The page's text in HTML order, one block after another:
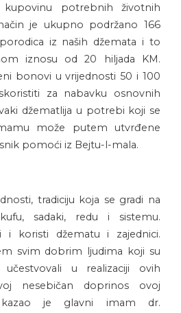
potrebnih životnih
je ukupno podržano 166
iz naših džemata i to
iznosu od 20 hiljada KM.
bonovi u vrijednosti 50 i 100
za nabavku osnovnih
džematlija u potrebi koji se
može putem utvrđene
pomoći iz Bejtu-l-mala.
tradiciju koja se gradi na
sadaki, redu i sistemu.
i koristi džematu i zajednici.
svim dobrim ljudima koji su
u realizaciji ovih
nesebičan doprinos ovoj
kazao je glavni imam dr.